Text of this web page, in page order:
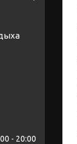
20:00